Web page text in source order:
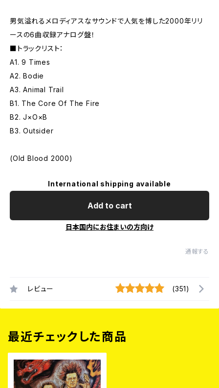
男気溢れるメロディアスなサウンドで人気を博した2000年リリ
ースの6曲収録アナログ盤！
■トラックリスト：
A1. 9 Times
A2. Bodie
A3. Animal Trail
B1. The Core Of The Fire
B2. J×O×B
B3. Outsider
(Old Blood 2000)
International shipping available
Add to cart
日本国内にお住まいの方向け
通報する
レビュー (351)
最近チェックした商品